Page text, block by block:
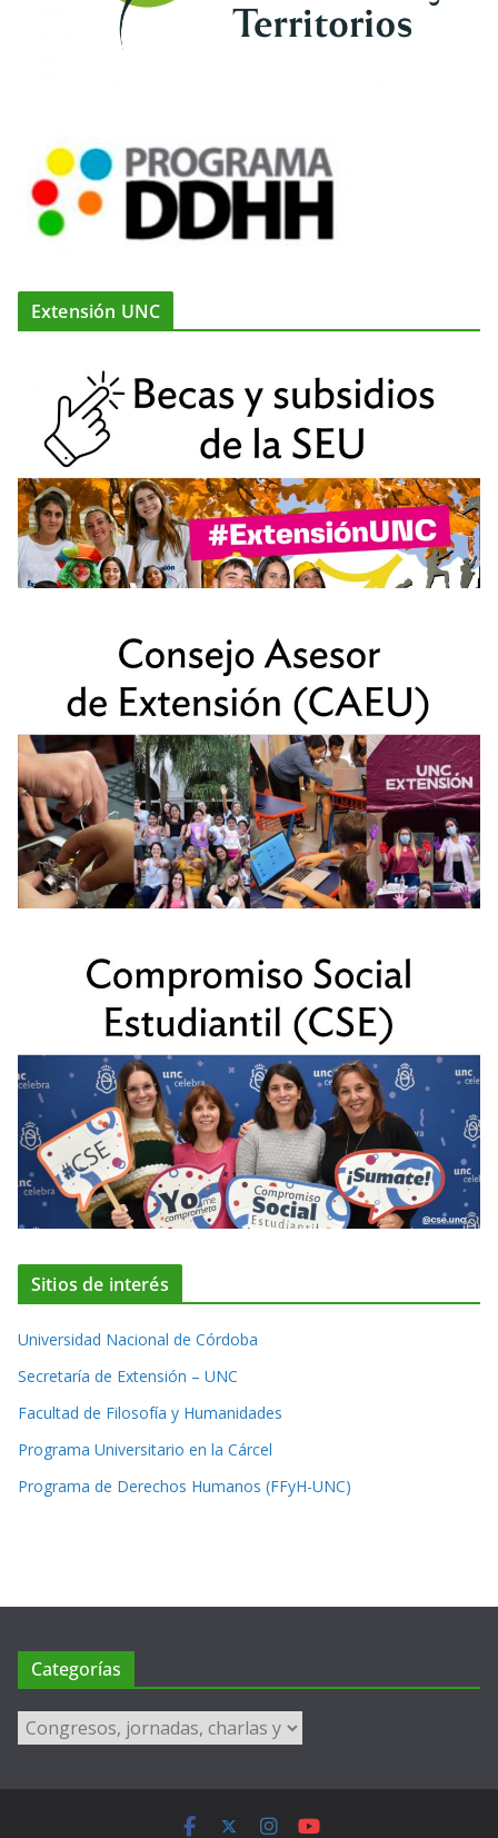
Extensión UNC
Sitios de interés
Universidad Nacional de Córdoba
Secretaría de Extensión – UNC
Facultad de Filosofía y Humanidades
Programa Universitario en la Cárcel
Programa de Derechos Humanos (FFyH-UNC)
Categorías
Categorías